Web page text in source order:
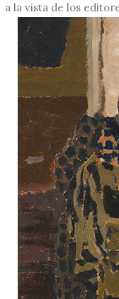
a la vista de los